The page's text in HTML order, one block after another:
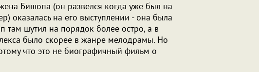
Бишопа (он развелся когда уже был на
оказалась на его выступлении - она была
там шутил на порядок более остро, а в
было скорее в жанре мелодрамы. Но
что это не биографичный фильм о